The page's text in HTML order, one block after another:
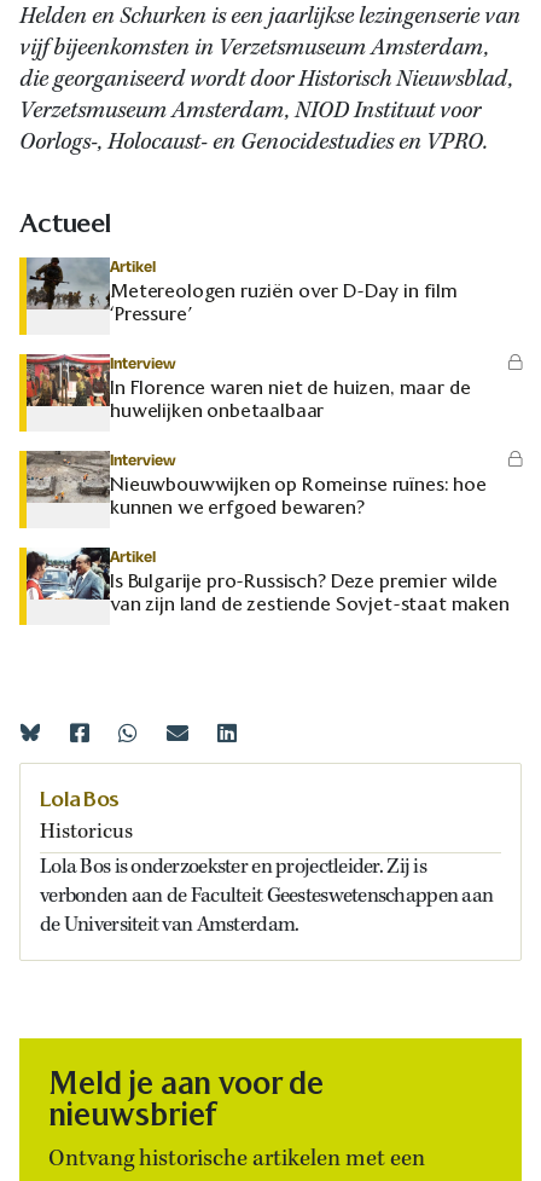
Helden en Schurken is een jaarlijkse lezingenserie van
vijf bijeenkomsten in Verzetsmuseum Amsterdam,
die georganiseerd wordt door Historisch Nieuwsblad,
Verzetsmuseum Amsterdam, NIOD Instituut voor
Oorlogs-, Holocaust- en Genocidestudies en VPRO.
Actueel
Artikel
Metereologen ruziën over D-Day in film
‘Pressure’
Interview
In Florence waren niet de huizen, maar de
huwelijken onbetaalbaar
Interview
Nieuwbouwwijken op Romeinse ruïnes: hoe
kunnen we erfgoed bewaren?
Artikel
Is Bulgarije pro-Russisch? Deze premier wilde
van zijn land de zestiende Sovjet-staat maken
Lola Bos
Historicus
Lola Bos is onderzoekster en projectleider. Zij is
verbonden aan de Faculteit Geesteswetenschappen aan
de Universiteit van Amsterdam.
Meld je aan voor de
nieuwsbrief
Ontvang historische artikelen met een